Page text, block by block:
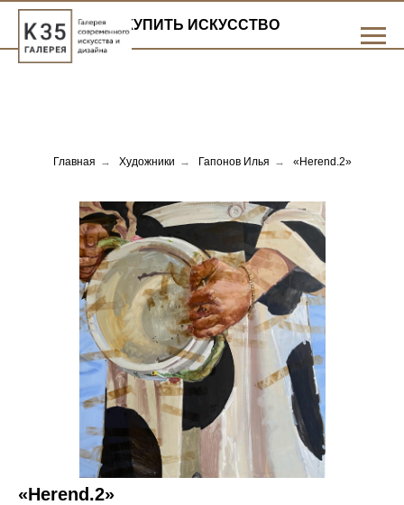
КУПИТЬ ИСКУССТВО
Главная → Художники → Гапонов Илья → «Herend.2»
«Herend.2»